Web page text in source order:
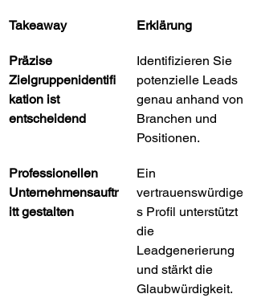
Takeaway Erklärung
Präzise
Zielgruppenidentifi
kation ist
entscheidend
Identifizieren Sie
potenzielle Leads
genau anhand von
Branchen und
Positionen.
Professionellen
Unternehmensauftr
itt gestalten
Ein
vertrauenswürdige
s Profil unterstützt
die
Leadgenerierung
und stärkt die
Glaubwürdigkeit.